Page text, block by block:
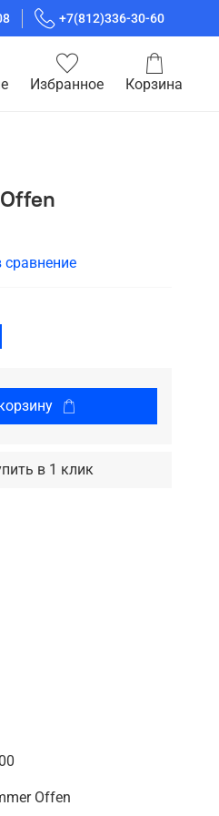
+7(812)336-30-60
Избранное Корзина
в 1 клик
Offen